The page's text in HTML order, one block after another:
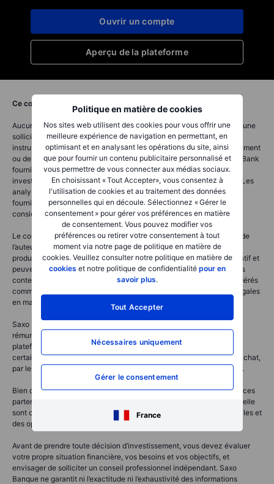
Politique en matière de cookies
Nos sites web utilisent des cookies pour vous offrir une
meilleure expérience de navigation en permettant, en
optimisant et en analysant les opérations du site, ainsi
que pour fournir un contenu publicitaire personnalisé et
vous permettre de vous connecter aux médias sociaux.
En choisissant « Tout Accepter», vous consentez à
l'utilisation de cookies et au traitement des données
personnelles qui en découle. Sélectionnez « Gérer le
consentement » pour gérer vos préférences en matière
de consentement. Vous pouvez modifier vos
préférences ou retirer votre consentement à tout
moment via notre page de politique en matière de
cookies. Veuillez consulter notre politique en matière de
cookies et notre politique de confidentialité pour en
savoir plus.
Tout Accepter
Nécessaires uniquement
Gérer le consentement
France
Aperçu de la plateforme
Ouvrir un compte
Ce contenu est un document à caractère marketing.
Aucune des informations fournies sur ce site ne constitue une offre, une
sollicitation ou une recommandation d’acheter ou de vendre un
instrument financier, ni un conseil en matière financière, d’investissement
ou de trading. Saxo Bank A/S et ses entités au sein du groupe Saxo Bank
fournissent des services d’exécution uniquement, tous les ordres et
investissements étant réalisés sur la base de décisions autonomes. Les
analyses, recherches et contenus éducatifs en investissement sont
fournis à titre purement informatif et ne doivent en aucun cas être
considérés comme des conseils ou des recommandations
Le contenu de Saxo Banque peut refléter les opinions personnelles de
l’auteur, susceptibles d’être modifiées sans préavis. Les mentions de
produits financiers spécifiques sont données à titre purement illustratif et
peuvent servir à clarifier des notions liées à la culture financière. Les
contenus classés comme recherches en investissement sont considérés
comme du matériel marketing et ne répondent pas aux exigences légales
en matière de recherche indépendante.
Saxo Banque entretient des partenariats avec des sociétés qui la
rémunèrent pour les activités promotionnelles réalisées sur sa
plateforme. Par ailleurs, Saxo Banque a conclu des accords avec
certains partenaires prévoyant des rétrocessions conditionnées à l’achat,
par les clients, de produits spécifiques proposés par ces partenaires.
Bien que Saxo Banque perçoive une rémunération dans le cadre de ces
partenariats, tous les contenus à vocation éducative ou inspirationnelle
sont conçus dans l’objectif de fournir aux clients des informations utiles et
des options pertinentes.
Avant de prendre toute décision d’investissement, vous devez évaluer
votre propre situation financière, vos besoins et vos objectifs, et
envisager de solliciter un conseil professionnel indépendant. Saxo
Banque ne garantit ni l’exactitude ni l’exhaustivité des informations